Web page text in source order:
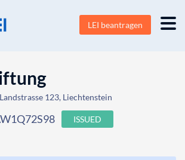
LEI beantragen
123, Liechtenstein
ISSUED